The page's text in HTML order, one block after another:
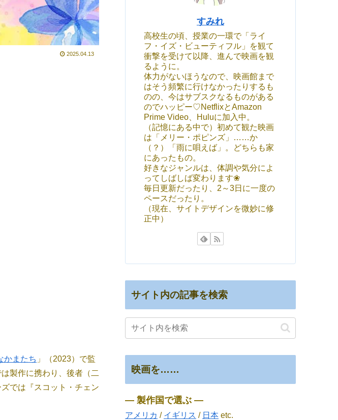
2025.04.13
かまたち 」（2023）で監
製作に携わり、後者（二
では『スコット・チェン
すみれ
高校生の頃、授業の一環で「ライ
フ・イズ・ビューティフル」を観て
衝撃を受けて以降、進んで映画を観
るように。
体力がないほうなので、映画館まで
はそう頻繁に行けなかったりするも
のの、今はサブスクなるものがある
のでハッピー♡NetflixとAmazon
Prime Video、Huluに加入中。
（記憶にある中で）初めて観た映画
は「メリー・ポピンズ」……か
（？）「雨に唄えば」。どちらも家
にあったもの。
好きなジャンルは、体調や気分によ
ってしばしば変わります❀
毎日更新だったり、2～3日に一度の
ペースだったり。
（現在、サイトデザインを微妙に修
正中）
サイト内の記事を検索
映画を……
― 製作国で選ぶ ―
アメリカ / イギリス / 日本 etc.